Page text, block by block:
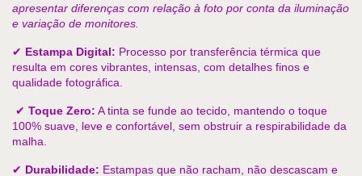
apresentar diferenças com relação à foto por conta da iluminação
e variação de monitores.
✔ Estampa Digital: Processo por transferência térmica que
resulta em cores vibrantes, intensas, com detalhes finos e
qualidade fotográfica.
✔ Toque Zero: A tinta se funde ao tecido, mantendo o toque
100% suave, leve e confortável, sem obstruir a respirabilidade da
malha.
✔ Durabilidade: Estampas que não racham, não descascam e